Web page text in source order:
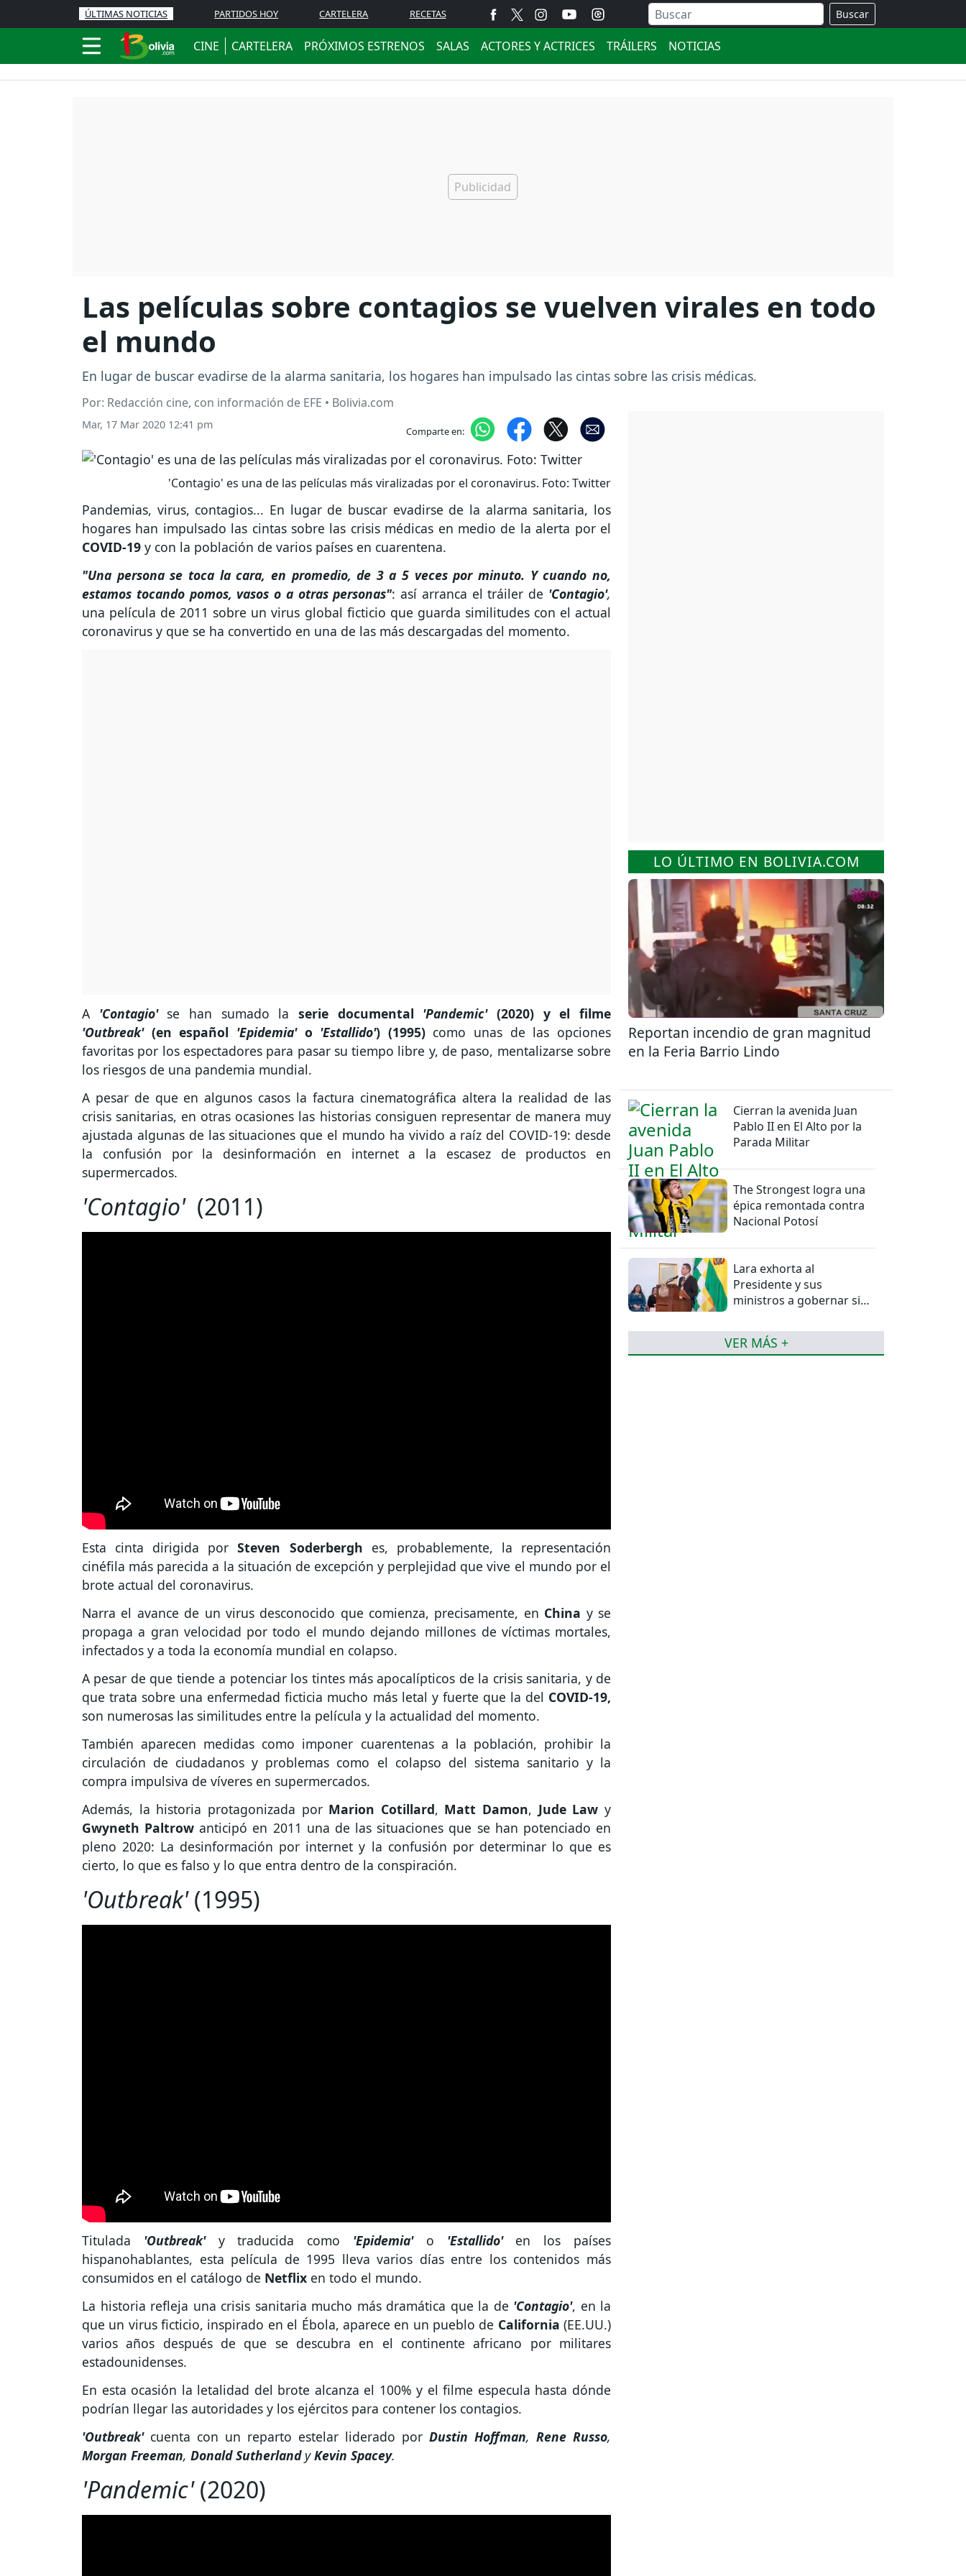
ÚLTIMAS NOTICIAS PARTIDOS HOY CARTELERA RECETAS Buscar
CINE CARTELERA PRÓXIMOS ESTRENOS SALAS ACTORES Y ACTRICES TRÁILERS NOTICIAS
Las películas sobre contagios se vuelven virales en todo
el mundo
En lugar de buscar evadirse de la alarma sanitaria, los hogares han impulsado las cintas sobre las crisis médicas.
Por: Redacción cine, con información de EFE • Bolivia.com
Mar, 17 Mar 2020 12:41 pm Comparte en:
'Contagio' es una de las películas más viralizadas por el coronavirus. Foto: Twitter
Pandemias, virus, contagios... En lugar de buscar evadirse de la alarma sanitaria, los
hogares han impulsado las cintas sobre las crisis médicas en medio de la alerta por el
COVID-19 y con la población de varios países en cuarentena.
"Una persona se toca la cara, en promedio, de 3 a 5 veces por minuto. Y cuando no,
estamos tocando pomos, vasos o a otras personas": así arranca el tráiler de 'Contagio',
una película de 2011 sobre un virus global ficticio que guarda similitudes con el actual
coronavirus y que se ha convertido en una de las más descargadas del momento.
A 'Contagio'se han sumado la serie documental 'Pandemic'(2020) y el filme
'Outbreak'(en español 'Epidemia'o 'Estallido') (1995) como unas de las opciones
favoritas por los espectadores para pasar su tiempo libre y, de paso, mentalizarse sobre
los riesgos de una pandemia mundial.
A pesar de que en algunos casos la factura cinematográfica altera la realidad de las
crisis sanitarias, en otras ocasiones las historias consiguen representar de manera muy
ajustada algunas de las situaciones que el mundo ha vivido a raíz del COVID-19: desde
la confusión por la desinformación en internet a la escasez de productos en
supermercados.
'Contagio' (2011)
Esta cinta dirigida porSteven Soderbergh es, probablemente, la representación
cinéfila más parecida a la situación de excepción y perplejidad que vive el mundo por el
brote actual del coronavirus.
Narra el avance de un virus desconocido que comienza, precisamente, en China y se
propaga a gran velocidad por todo el mundo dejando millones de víctimas mortales,
infectados y a toda la economía mundial en colapso.
A pesar de que tiende a potenciar los tintes más apocalípticos de la crisis sanitaria, y de
que trata sobre una enfermedad ficticia mucho más letal y fuerte que la del COVID-19,
son numerosas las similitudes entre la película y la actualidad del momento.
También aparecen medidas como imponer cuarentenas a la población, prohibir la
circulación de ciudadanos y problemas como el colapso del sistema sanitario y la
compra impulsiva de víveres en supermercados.
Además, la historia protagonizada por Marion Cotillard, Matt Damon, Jude Lawy
Gwyneth Paltrowanticipó en 2011 una de las situaciones que se han potenciado en
pleno 2020: La desinformación por internet y la confusión por determinar lo que es
cierto, lo que es falso y lo que entra dentro de la conspiración.
'Outbreak'(1995)
Titulada 'Outbreak' y traducida como 'Epidemia' o 'Estallido'
en los países
hispanohablantes, esta película de 1995 lleva varios días entre los contenidos más
consumidos en el catálogo de Netflix en todo el mundo.
La historia refleja una crisis sanitaria mucho más dramática que la de 'Contagio', en la
que un virus ficticio, inspirado en el Ébola, aparece en un pueblo de California(EE.UU.)
varios años después de que se descubra en el continente africano por militares
estadounidenses.
En esta ocasión la letalidad del brote alcanza el 100% y el filme especula hasta dónde
podrían llegar las autoridades y los ejércitos para contener los contagios.
'Outbreak' cuenta con un reparto estelar liderado por Dustin Hoffman, Rene Russo,
Morgan Freeman, Donald Sutherland yKevin Spacey.
'Pandemic'(2020)
LO ÚLTIMO EN BOLIVIA.COM
Reportan incendio de gran magnitud
en la Feria Barrio Lindo
Cierran la avenida Juan
Pablo II en El Alto por la
Parada Militar
The Strongest logra una
épica remontada contra
Nacional Potosí
Lara exhorta al
Presidente y sus
ministros a gobernar sin
VER MÁS +